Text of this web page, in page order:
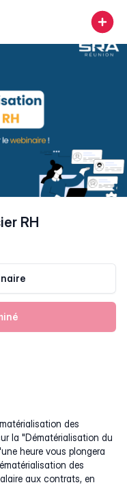
RH
des
la "Dématérialisation du
heure vous plongera
des
aux contrats, en